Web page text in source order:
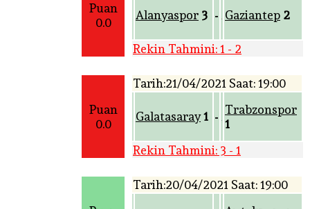
Puan
0.0
Alanyaspor 3 - Gaziantep 2
Rekin Tahmini: 1 - 2
Puan
0.0
Tarih:21/04/2021 Saat: 19:00
Galatasaray1 - Trabzonspor
1
Rekin Tahmini: 3 - 1
Tarih:20/04/2021 Saat: 19:00